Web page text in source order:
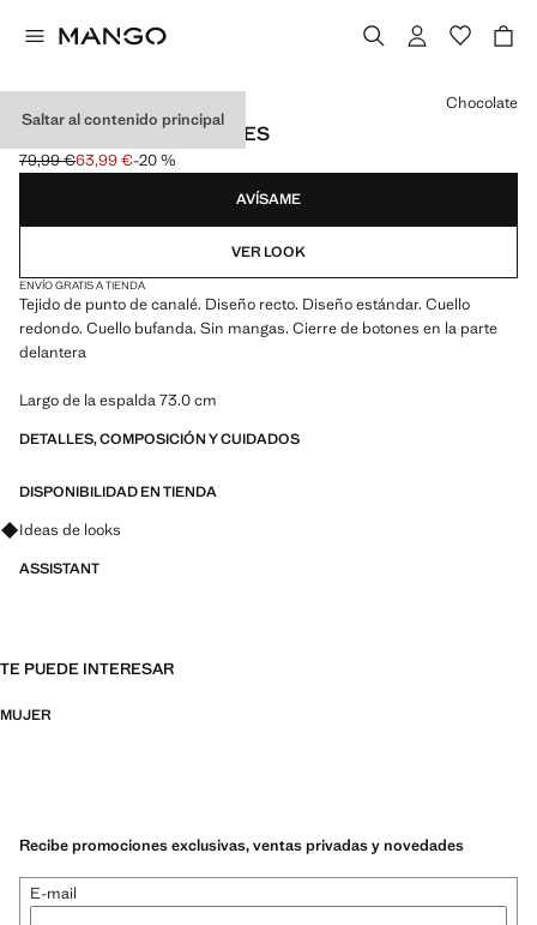
Saltar al contenido principal
CAPA BUFANDA BOTONES
Precio inicial tachado [79,99 € ]
79,99 €
Precio actual [63,99 € ]
63,99 €-20 %
Selecciona un color
Chocolate
AVÍSAME
VER LOOK
ENVÍO GRATIS A TIENDA
Tejido de punto de canalé. Diseño recto. Diseño estándar. Cuello
redondo. Cuello bufanda. Sin mangas. Cierre de botones en la parte
delantera
Largo de la espalda 73.0 cm
DETALLES, COMPOSICIÓN Y CUIDADOS
DISPONIBILIDAD EN TIENDA
Pregunta por looks, prendas y tendencias
Ideas de looks
ASSISTANT
TE PUEDE INTERESAR
MUJER
Recibe promociones exclusivas, ventas privadas y novedades
E-mail